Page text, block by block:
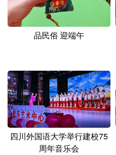
广东
四川 贵州
新疆 内蒙古
多语种频道
English Español
品民俗 迎端午
四川外国语大学举行建校75
周年音乐会